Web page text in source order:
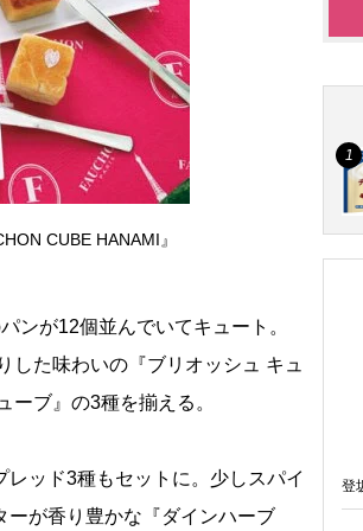
CUBE HANAMI』
ンが12個並んでいてキュート。
した味わいの『ブリオッシュ キュ
ブ』の3種を揃える。
ッド3種もセットに。少しスパイ
ーが香り豊かな『ダインハーブ
登